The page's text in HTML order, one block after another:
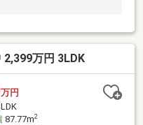
万円 3LDK
万円
87.77m2